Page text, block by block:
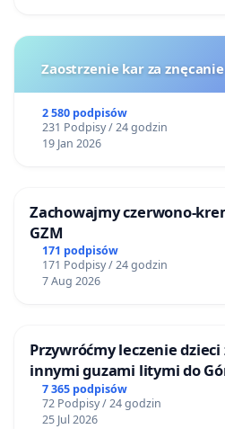
Zaostrzenie kar za
2 580 podpisów
231 Podpisy / 24 godzin
19 Jan 2026
Zachowajmy czerwono-
GZM
171 podpisów
171 Podpisy / 24 godzin
7 Aug 2026
Przywróćmy leczenie
innymi guzami litymi do
Centrum Zdrowia Dziecka
7 365 podpisów
72 Podpisy / 24 godzin
25 Jul 2026